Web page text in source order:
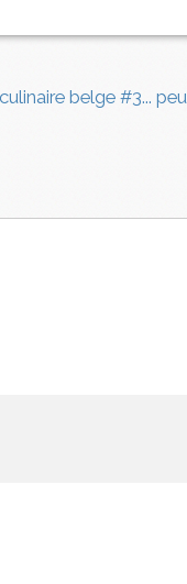
belge #3...